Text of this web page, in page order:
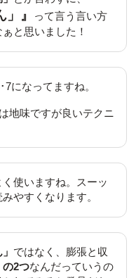
』
って言う言い方
と思いました！
になってますね。
地味ですが良いテクニ
使いますね。スーッ
やすくなります。
ではなく、膨張と収
の2つなんだっていうの